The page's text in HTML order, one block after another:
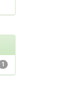
1